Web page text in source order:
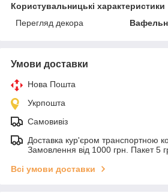
Користувальницькі характеристики
Перегляд декора
Умови доставки
Нова Пошта
Укрпошта
Самовивіз
Доставка кур'єром транспортною
Замовлення від 1000 грн. Пакет 5
Всі умови доставки